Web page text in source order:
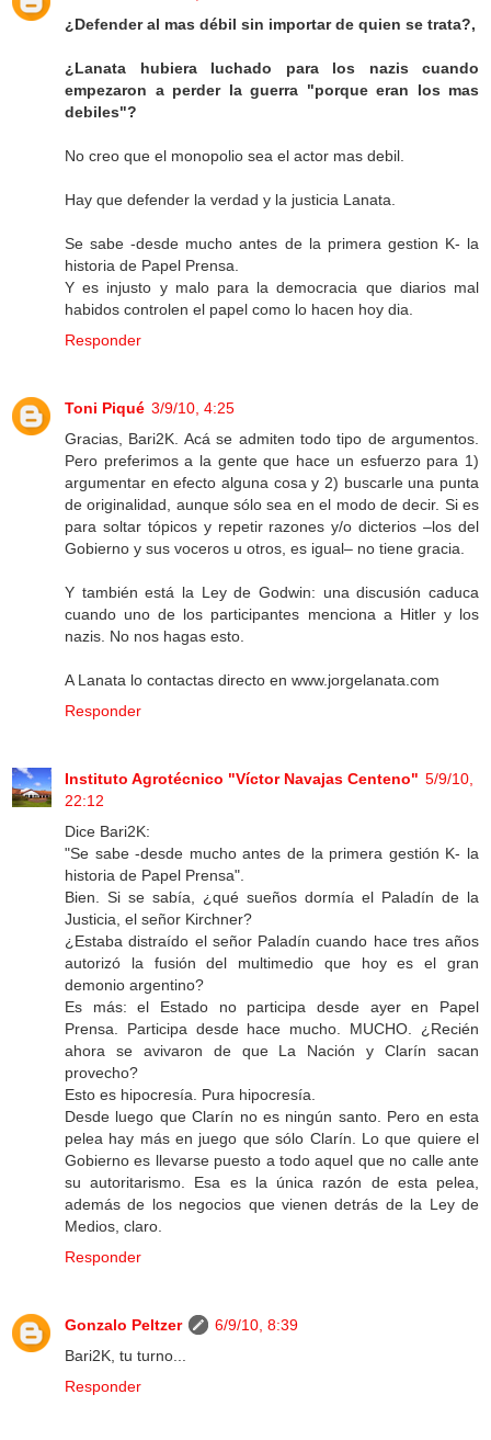
¿Defender al mas débil sin importar de quien se trata?,
¿Lanata hubiera luchado para los nazis cuando
empezaron a perder la guerra "porque eran los mas
debiles"?
No creo que el monopolio sea el actor mas debil.
Hay que defender la verdad y la justicia Lanata.
Se sabe -desde mucho antes de la primera gestion K- la
historia de Papel Prensa.
Y es injusto y malo para la democracia que diarios mal
habidos controlen el papel como lo hacen hoy dia.
Responder
Toni Piqué 3/9/10, 4:25
Gracias, Bari2K. Acá se admiten todo tipo de argumentos.
Pero preferimos a la gente que hace un esfuerzo para 1)
argumentar en efecto alguna cosa y 2) buscarle una punta
de originalidad, aunque sólo sea en el modo de decir. Si es
para soltar tópicos y repetir razones y/o dicterios –los del
Gobierno y sus voceros u otros, es igual– no tiene gracia.
Y también está la Ley de Godwin: una discusión caduca
cuando uno de los participantes menciona a Hitler y los
nazis. No nos hagas esto.
A Lanata lo contactas directo en www.jorgelanata.com
Responder
Instituto Agrotécnico "Víctor Navajas Centeno" 5/9/10,
22:12
Dice Bari2K:
"Se sabe -desde mucho antes de la primera gestión K- la
historia de Papel Prensa".
Bien. Si se sabía, ¿qué sueños dormía el Paladín de la
Justicia, el señor Kirchner?
¿Estaba distraído el señor Paladín cuando hace tres años
autorizó la fusión del multimedio que hoy es el gran
demonio argentino?
Es más: el Estado no participa desde ayer en Papel
Prensa. Participa desde hace mucho. MUCHO. ¿Recién
ahora se avivaron de que La Nación y Clarín sacan
provecho?
Esto es hipocresía. Pura hipocresía.
Desde luego que Clarín no es ningún santo. Pero en esta
pelea hay más en juego que sólo Clarín. Lo que quiere el
Gobierno es llevarse puesto a todo aquel que no calle ante
su autoritarismo. Esa es la única razón de esta pelea,
además de los negocios que vienen detrás de la Ley de
Medios, claro.
Responder
Gonzalo Peltzer
6/9/10, 8:39
Bari2K, tu turno...
Responder